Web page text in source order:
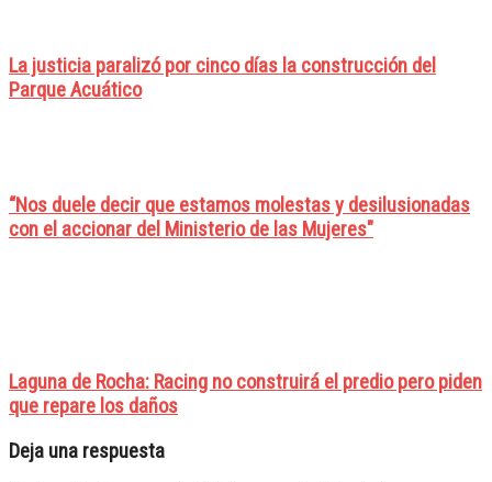
La justicia paralizó por cinco días la construcción del
Parque Acuático
“Nos duele decir que estamos molestas y desilusionadas
con el accionar del Ministerio de las Mujeres"
Laguna de Rocha: Racing no construirá el predio pero piden
que repare los daños
Deja una respuesta